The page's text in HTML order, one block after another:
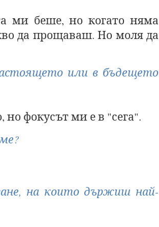
ми беше, но когато няма
да прощаваш. Но моля да
или в бъдещето
фокусът ми е в "сега".
на които държиш най-